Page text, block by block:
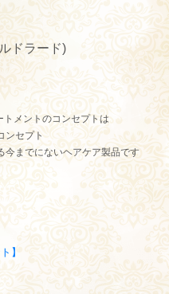
ドラード)
メントのコンセプトは
ンセプト
今までにないヘアケア製品です
】